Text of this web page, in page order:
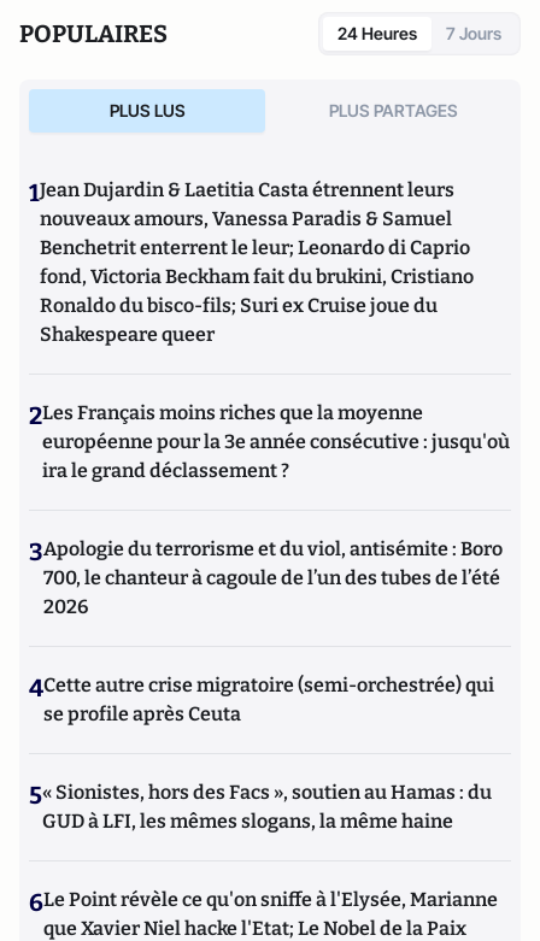
POPULAIRES 24 Heures 7 Jours
PLUS LUS PLUS PARTAGES
1Jean Dujardin & Laetitia Casta étrennent leurs
nouveaux amours, Vanessa Paradis & Samuel
Benchetrit enterrent le leur; Leonardo di Caprio
fond, Victoria Beckham fait du brukini, Cristiano
Ronaldo du bisco-fils; Suri ex Cruise joue du
Shakespeare queer
2Les Français moins riches que la moyenne
européenne pour la 3e année consécutive : jusqu'où
ira le grand déclassement ?
3Apologie du terrorisme et du viol, antisémite : Boro
700, le chanteur à cagoule de l’un des tubes de l’été
2026
4Cette autre crise migratoire (semi-orchestrée) qui
se profile après Ceuta
5« Sionistes, hors des Facs », soutien au Hamas : du
GUD à LFI, les mêmes slogans, la même haine
6Le Point révèle ce qu'on sniffe à l'Elysée, Marianne
que Xavier Niel hacke l'Etat; Le Nobel de la Paix